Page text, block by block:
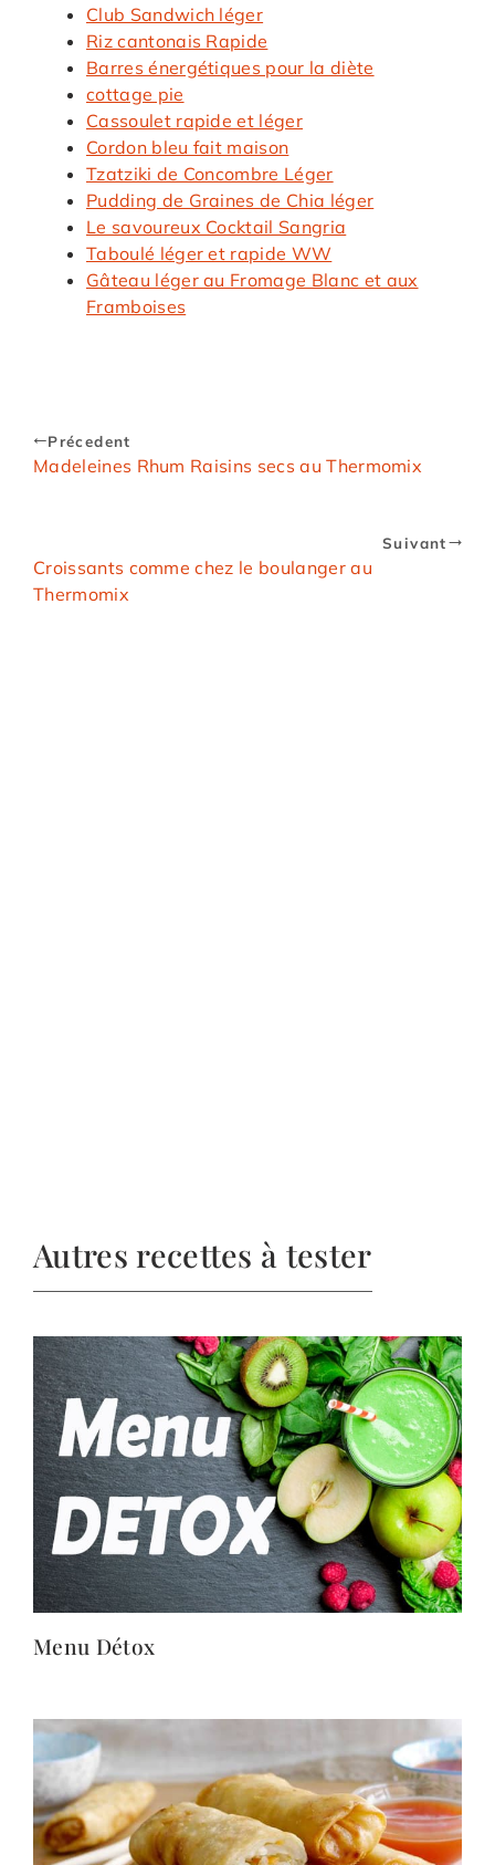
Club Sandwich léger
Riz cantonais Rapide
Barres énergétiques pour la diète
cottage pie
Cassoulet rapide et léger
Cordon bleu fait maison
Tzatziki de Concombre Léger
Pudding de Graines de Chia léger
Le savoureux Cocktail Sangria
Taboulé léger et rapide WW
Gâteau léger au Fromage Blanc et aux
Framboises
Précedent
Madeleines Rhum Raisins secs au Thermomix
Suivant
Croissants comme chez le boulanger au
Thermomix
Autres recettes à tester
Menu Détox